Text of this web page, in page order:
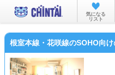
お部屋
沿
気になる
リスト
根室本線・花咲線のSOHO向